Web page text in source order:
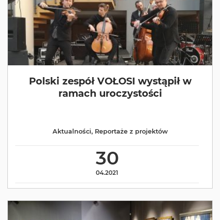
Polski zespół VOŁOSI wystąpił w
ramach uroczystości
30
04.2021
Aktualności, Reportaże z projektów